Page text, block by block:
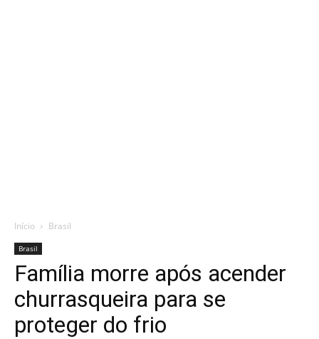
Início Brasil
Brasil
Família morre após acender
churrasqueira para se
proteger do frio